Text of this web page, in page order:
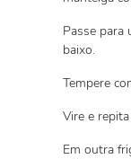
Passe para
baixo.
Tempere
Vire e
Em outra